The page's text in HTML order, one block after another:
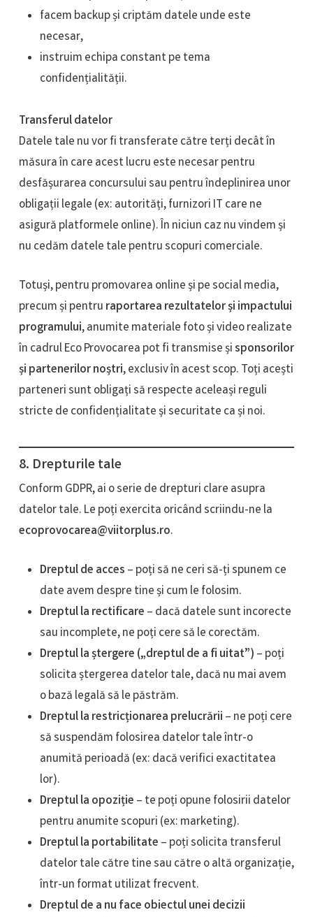
facem backup și criptăm datele unde este
necesar,
instruim echipa constant pe tema
confidențialității.
Transferul datelor
Datele tale nu vor fi transferate către terți decât în
măsura în care acest lucru este necesar pentru
desfășurarea concursului sau pentru îndeplinirea unor
obligații legale (ex: autorități, furnizori IT care ne
asigură platformele online). În niciun caz nu vindem și
nu cedăm datele tale pentru scopuri comerciale.
Totuși, pentru promovarea online și pe social media,
precum și pentru raportarea rezultatelor și impactului
programului, anumite materiale foto și video realizate
în cadrul Eco Provocarea pot fi transmise șisponsorilor
și partenerilor noștri, exclusiv în acest scop. Toți acești
parteneri sunt obligați să respecte aceleași reguli
stricte de confidențialitate și securitate ca și noi.
8. Drepturile tale
Conform GDPR, ai o serie de drepturi clare asupra
datelor tale. Le poți exercita oricând scriindu-ne la
ecoprovocarea@viitorplus.ro.
Dreptul de acces – poți să ne ceri să-ți spunem ce
date avem despre tine și cum le folosim.
Dreptul la rectificare – dacă datele sunt incorecte
sau incomplete, ne poți cere să le corectăm.
Dreptul la ștergere („dreptul de a fi uitat”) – poți
solicita ștergerea datelor tale, dacă nu mai avem
o bază legală să le păstrăm.
Dreptul la restricționarea prelucrării – ne poți cere
să suspendăm folosirea datelor tale într-o
anumită perioadă (ex: dacă verifici exactitatea
lor).
Dreptul la opoziție – te poți opune folosirii datelor
pentru anumite scopuri (ex: marketing).
Dreptul la portabilitate – poți solicita transferul
datelor tale către tine sau către o altă organizație,
într-un format utilizat frecvent.
Dreptul de a nu face obiectul unei decizii